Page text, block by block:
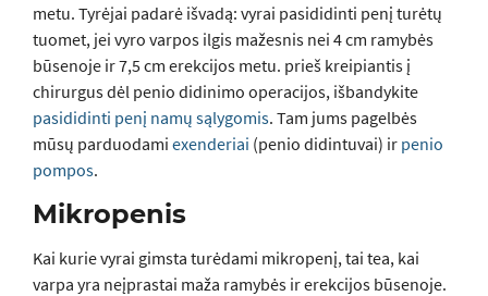
metu. Tyrėjai padarė išvadą: vyrai pasididinti penį turėtų
tuomet, jei vyro varpos ilgis mažesnis nei 4 cm ramybės
būsenoje ir 7,5 cm erekcijos metu. prieš kreipiantis į
chirurgus dėl penio didinimo operacijos, išbandykite
pasididinti penį namų sąlygomis. Tam jums pagelbės
mūsų parduodami exenderiai (penio didintuvai) ir penio
pompos.
Mikropenis
Kai kurie vyrai gimsta turėdami mikropenį, tai tea, kai
varpa yra neįprastai maža ramybės ir erekcijos būsenoje.